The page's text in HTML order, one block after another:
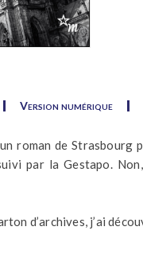
Version numérique
roman de Strasbourg
par la Gestapo.
d’archives, j’ai